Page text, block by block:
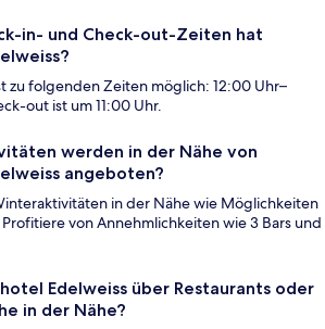
in- und Check-out-Zeiten hat
zu folgenden Zeiten möglich: 12:00 Uhr–
out ist um 11:00 Uhr.
werden in der Nähe von
angeboten?
in der Nähe wie Möglichkeiten
von Annehmlichkeiten wie 3 Bars und
Edelweiss über Restaurants oder
in der Nähe?